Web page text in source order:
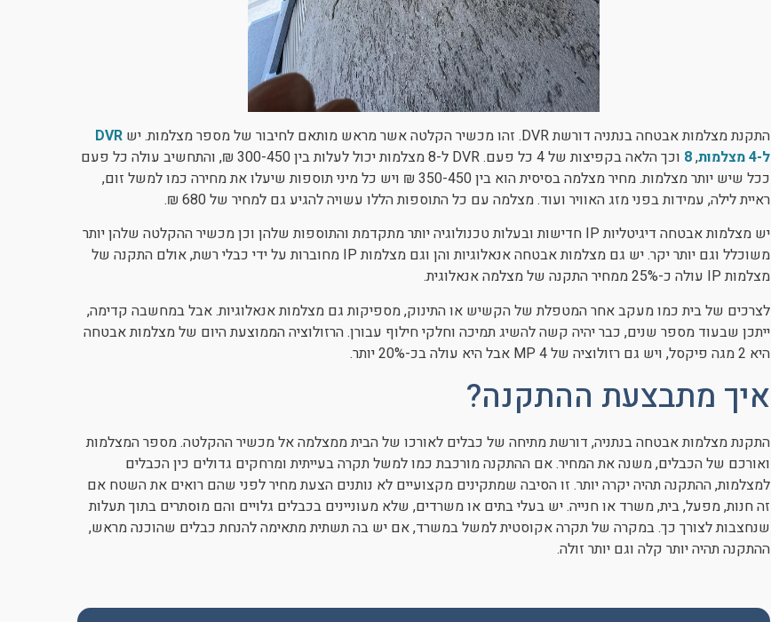
התקנת מצלמות אבטחה בנתניה דורשת DVR. זהו מכשיר הקלטה אשר מראש מותאם לחיבור של מספר מצלמות. יש
DVR
ל-4 מצלמות
,
8
וכך הלאה בקפיצות של 4 כל פעם. DVR ל-8 מצלמות יכול לעלות בין 300-450 ₪, והתחשיב עולה כל פעם
ככל שיש יותר מצלמות. מחיר מצלמה בסיסית הוא בין 350-450 ₪ ויש כל מיני תוספות שיעלו את מחירה כמו למשל זום,
ראיית לילה, עמידות בפני מזג האוויר ועוד. מצלמה עם כל התוספות הללו עשויה להגיע גם למחיר של 680 ₪.
יש מצלמות אבטחה דיגיטליות IP חדישות ובעלות טכנולוגיה יותר מתקדמת והתוספות שלהן וכן מכשיר ההקלטה שלהן יותר
משוכלל וגם יותר יקר. יש גם מצלמות אבטחה אנאלוגיות והן וגם מצלמות IP מחוברות על ידי כבלי רשת, אולם התקנה של
מצלמות IP עולה כ-25% ממחיר התקנה של מצלמה אנאלוגית.
לצרכים של בית כמו מעקב אחר המטפלת של הקשיש או התינוק, מספיקות גם מצלמות אנאלוגיות. אבל במחשבה קדימה,
ייתכן שבעוד מספר שנים, כבר יהיה קשה להשיג תמיכה וחלקי חילוף עבורן. הרזולוציה הממוצעת היום של מצלמות אבטחה
היא 2 מגה פיקסל, ויש גם רזולוציה של 4 MP אבל היא עולה בכ-20% יותר.
איך מתבצעת ההתקנה?
התקנת מצלמות אבטחה בנתניה, דורשת מתיחה של כבלים לאורכו של הבית ממצלמה אל מכשיר ההקלטה. מספר המצלמות
ואורכם של הכבלים, משנה את המחיר. אם ההתקנה מורכבת כמו למשל תקרה בעייתית ומרחקים גדולים כין הכבלים
למצלמות, ההתקנה תהיה יקרה יותר. זו הסיבה שמתקינים מקצועיים לא נותנים הצעת מחיר לפני שהם רואים את השטח אם
זה חנות, מפעל, בית, משרד או חנייה. יש בעלי בתים או משרדים, שלא מעוניינים בכבלים גלויים והם מוסתרים בתוך תעלות
שנחצבות לצורך כך. במקרה של תקרה אקוסטית למשל במשרד, אם יש בה תשתית מתאימה להנחת כבלים שהוכנה מראש,
ההתקנה תהיה יותר קלה וגם יותר זולה.